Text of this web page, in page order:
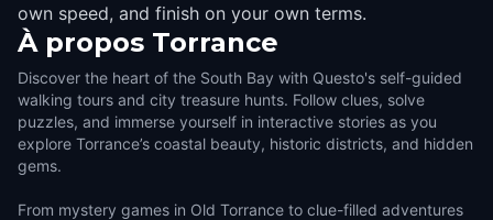
own speed, and finish on your own terms.
À propos Torrance
Discover the heart of the South Bay with Questo's self-guided
walking tours and city treasure hunts. Follow clues, solve
puzzles, and immerse yourself in interactive stories as you
explore Torrance’s coastal beauty, historic districts, and hidden
gems.
From mystery games in Old Torrance to clue-filled adventures